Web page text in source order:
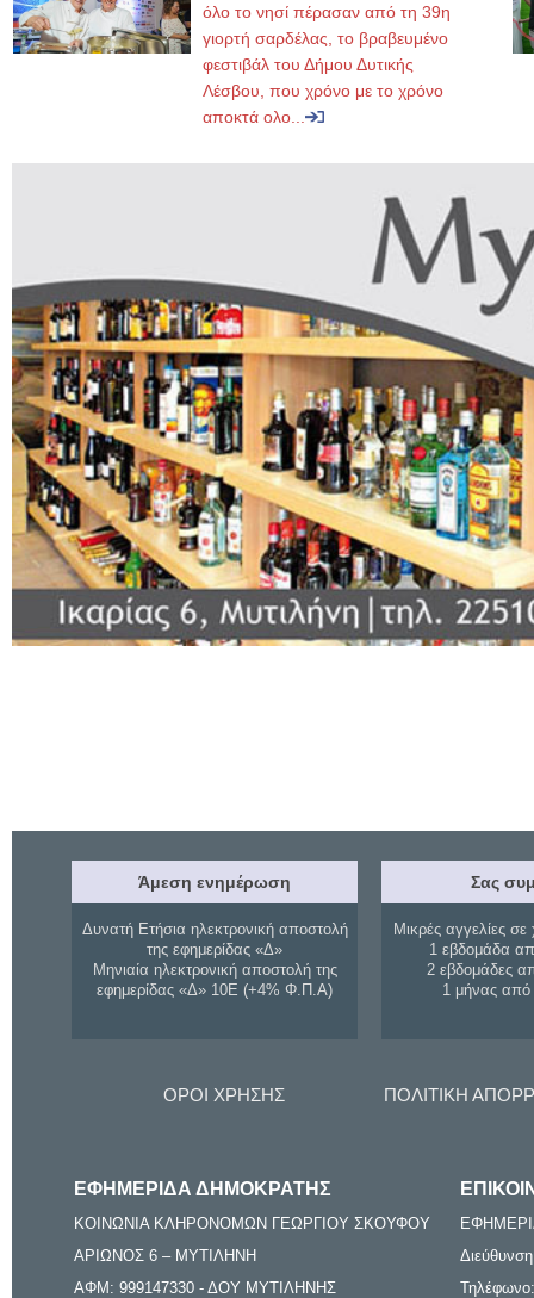
όλο το νησί πέρασαν από τη 39η
γιορτή σαρδέλας, το βραβευμένο
φεστιβάλ του Δήμου Δυτικής
Λέσβου, που χρόνο με το χρόνο
αποκτά ολο...
Άμεση ενημέρωση
Δυνατή Ετήσια ηλεκτρονική αποστολή
της εφημερίδας «Δ»
Μηνιαία ηλεκτρονική αποστολή της
εφημερίδας «Δ» 10Ε (+4% Φ.Π.Α)
Σας
Μικρές αγγελίες σε
1 εβδομάδα
2 εβδομάδες
1 μήνας
ΟΡΟΙ ΧΡΗΣΗΣ ΠΟΛΙΤΙΚΗ
ΕΦΗΜΕΡΙΔΑ ΔΗΜΟΚΡΑΤΗΣ
ΚΟΙΝΩΝΙΑ ΚΛΗΡΟΝΟΜΩΝ ΓΕΩΡΓΙΟΥ ΣΚΟΥΦΟΥ
ΑΡΙΩΝΟΣ 6 – ΜΥΤΙΛΗΝΗ
ΑΦΜ: 999147330 - ΔΟΥ ΜΥΤΙΛΗΝΗΣ